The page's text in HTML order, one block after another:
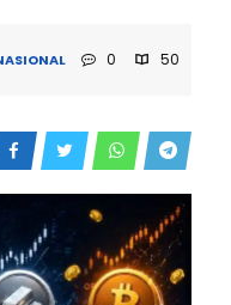
0 50